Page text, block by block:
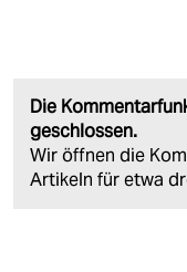
Die
geschlossen.
Wir öffnen die
Artikeln für etwa